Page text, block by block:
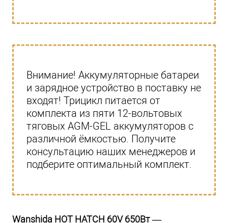
Внимание! Аккумуляторные батареи
и зарядное устройство в поставку не
входят! Трицикл питается от
комплекта из пяти 12-вольтовых
тяговых AGM-GEL аккумуляторов с
различной ёмкостью. Получите
консультацию наших менеджеров и
подберите оптимальный комплект.
Wanshida HOT HATCH 60V 650Вт —